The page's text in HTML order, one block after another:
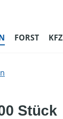
FORST KFZ
Stück